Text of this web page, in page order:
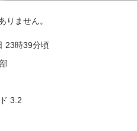
りません。
23時39分頃
3.2